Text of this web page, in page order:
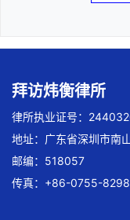
拜访炜衡律所
律所执业证号：
地址：广东省深圳市南
邮编：518057
传真：+86-0755-